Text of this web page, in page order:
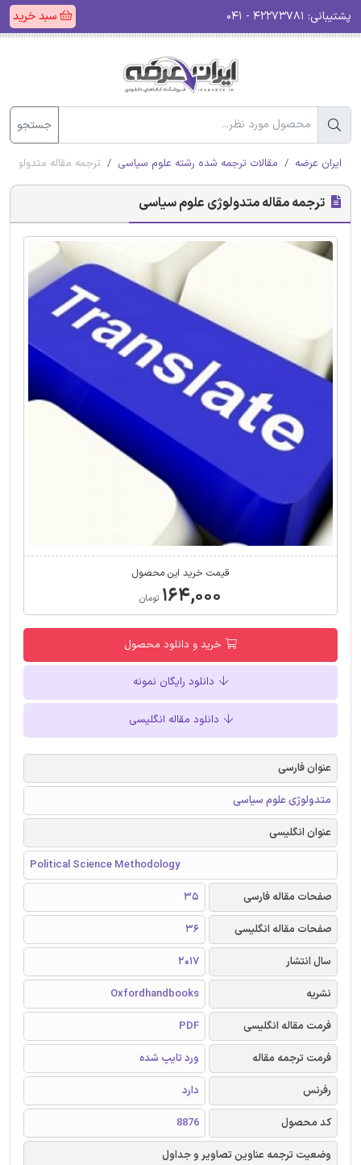
پشتیبانی: سبد خرید
جستجو
ایران عرضه مقالات ترجمه شده رشته علوم سیاسی ترجمه مقاله
ترجمه مقاله متدولوژی علوم سیاسی
قیمت خرید این محصول
۱۶۴,۰۰۰ تومان
خرید و دانلود محصول
دانلود رایگان نمونه
دانلود مقاله انگلیسی
عنوان فارسی
متدولوژی علوم سیاسی
عنوان انگلیسی
Political Science Methodology
صفحات مقاله فارسی
35
صفحات مقاله انگلیسی
36
سال انتشار
2017
نشریه
Oxfordhandbooks
فرمت مقاله انگلیسی
PDF
فرمت ترجمه مقاله
ورد تایپ شده
رفرنس
دارد
کد محصول
8876
وضعیت ترجمه عناوین تصاویر و جداول